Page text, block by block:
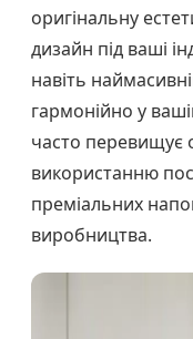
оригінальну
дизайн під ваші
навіть
гармонійно у
часто перевищує
використанню
преміальних
виробництва.